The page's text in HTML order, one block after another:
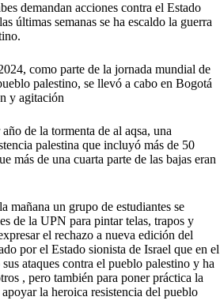
demandan acciones contra el Estado
últimas semanas se ha escaldo la guerra
como parte de la jornada mundial de
palestino, se llevó a cabo en Bogotá
y agitación
de la tormenta de al aqsa, una
palestina que incluyó más de 50
más de una cuarta parte de las bajas eran
mañana un grupo de estudiantes se
de la UPN para pintar telas, trapos y
el rechazo a nueva edición del
por el Estado sionista de Israel que en el
ataques contra el pueblo palestino y ha
, pero también para poner práctica la
la heroica resistencia del pueblo